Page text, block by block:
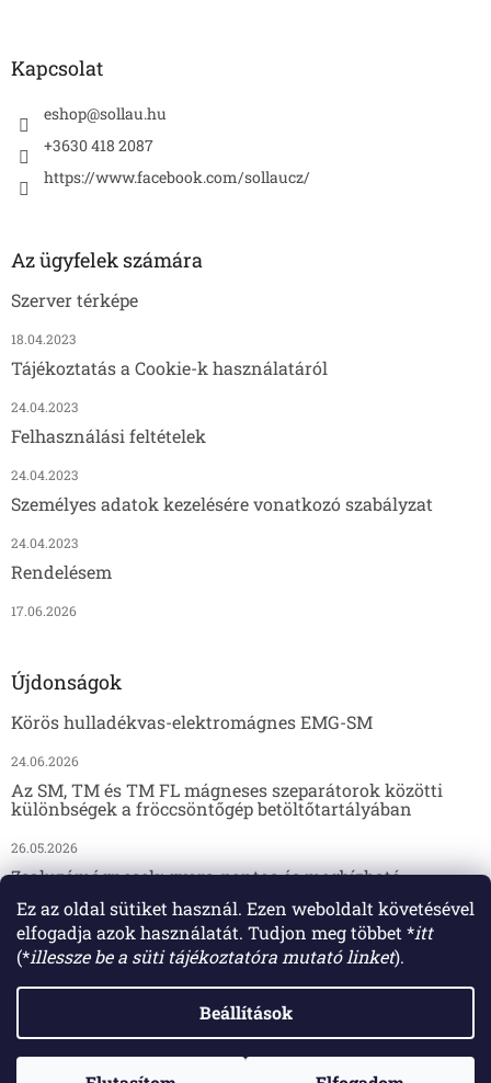
Ez az oldal sütiket használ. Ezen weboldalt követésével
elfogadja azok használatát. Tudjon meg többet *itt
(*illessze be a süti tájékoztatóra mutató linket).
Beállítások
Kapcsolat
eshop@sollau.hu
+3630 418 2087
https://www.facebook.com/sollaucz/
Az ügyfelek számára
Szerver térképe
18.04.2023
Tájékoztatás a Cookie-k használatáról
24.04.2023
Felhasználási feltételek
24.04.2023
Személyes adatok kezelésére vonatkozó szabályzat
24.04.2023
Rendelésem
17.06.2026
Újdonságok
Körös hulladékvas-elektromágnes EMG-SM
24.06.2026
Az SM, TM és TM FL mágneses szeparátorok közötti
különbségek a fröccsöntőgép betöltőtartályában
26.05.2026
Zsaluzómágnesek: gyors, pontos és megbízható
17.04.2026
Shoptet készítette